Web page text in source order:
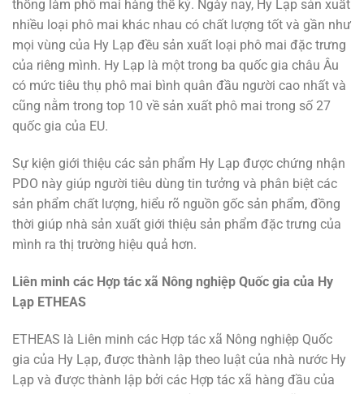
thống làm phô mai hàng thế kỷ. Ngày nay, Hy Lạp sản xuất
nhiều loại phô mai khác nhau có chất lượng tốt và gần như
mọi vùng của Hy Lạp đều sản xuất loại phô mai đặc trưng
của riêng mình. Hy Lạp là một trong ba quốc gia châu Âu
có mức tiêu thụ phô mai bình quân đầu người cao nhất và
cũng nằm trong top 10 về sản xuất phô mai trong số 27
quốc gia của EU.
Sự kiện giới thiệu các sản phẩm Hy Lạp được chứng nhận
PDO này giúp người tiêu dùng tin tưởng và phân biệt các
sản phẩm chất lượng, hiểu rõ nguồn gốc sản phẩm, đồng
thời giúp nhà sản xuất giới thiệu sản phẩm đặc trưng của
mình ra thị trường hiệu quả hơn.
Liên minh các Hợp tác xã Nông nghiệp Quốc gia của Hy
Lạp ETHEAS
ETHEAS là Liên minh các Hợp tác xã Nông nghiệp Quốc
gia của Hy Lạp, được thành lập theo luật của nhà nước Hy
Lạp và được thành lập bởi các Hợp tác xã hàng đầu của